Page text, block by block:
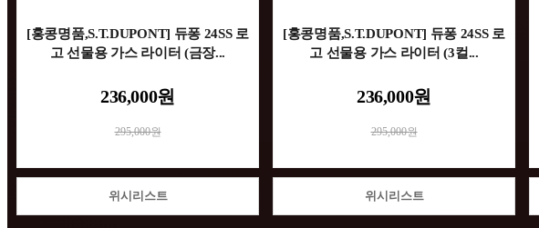
[홍콩명품,S.T.DUPONT] 듀퐁 24SS 로
고 선물용 가스 라이터 (금장...
236,000원
295,000원
위시리스트
[홍콩명품,S.T.DUPONT] 듀퐁 24SS 로
고 선물용 가스 라이터 (3컬...
236,000원
295,000원
위시리스트